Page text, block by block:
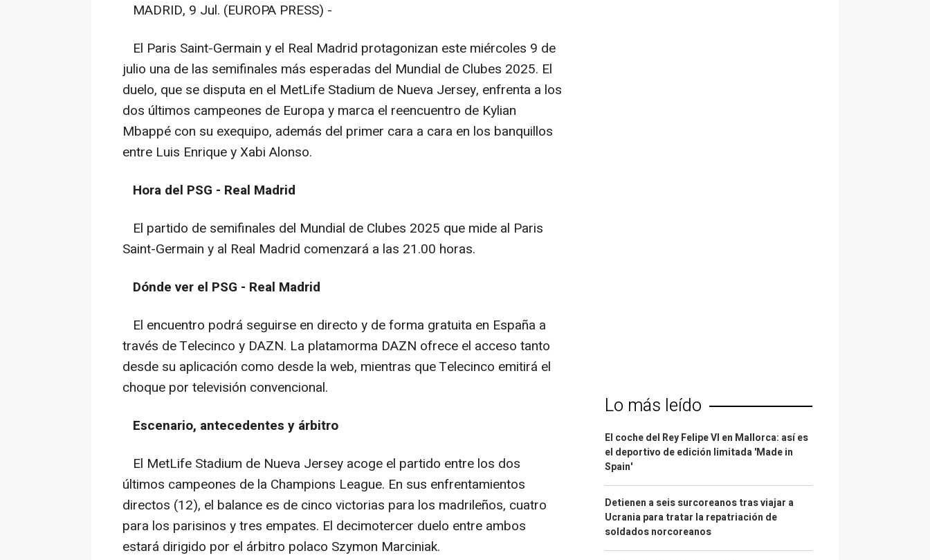
MADRID, 9 Jul. (EUROPA PRESS) -
El Paris Saint-Germain y el Real Madrid protagonizan este miércoles 9 de
julio una de las semifinales más esperadas del Mundial de Clubes 2025. El
duelo, que se disputa en el MetLife Stadium de Nueva Jersey, enfrenta a los
dos últimos campeones de Europa y marca el reencuentro de Kylian
Mbappé con su exequipo, además del primer cara a cara en los banquillos
entre Luis Enrique y Xabi Alonso.
Hora del PSG - Real Madrid
El partido de semifinales del Mundial de Clubes 2025 que mide al Paris
Saint-Germain y al Real Madrid comenzará a las 21.00 horas.
Dónde ver el PSG - Real Madrid
El encuentro podrá seguirse en directo y de forma gratuita en España a
través de Telecinco y DAZN. La platamorma DAZN ofrece el acceso tanto
desde su aplicación como desde la web, mientras que Telecinco emitirá el
choque por televisión convencional.
Escenario, antecedentes y árbitro
El MetLife Stadium de Nueva Jersey acoge el partido entre los dos
últimos campeones de la Champions League. En sus enfrentamientos
directos (12), el balance es de cinco victorias para los madrileños, cuatro
para los parisinos y tres empates. El decimotercer duelo entre ambos
estará dirigido por el árbitro polaco Szymon Marciniak.
Lo más leído
El coche del Rey Felipe VI en Mallorca: así es
el deportivo de edición limitada 'Made in
Spain'
Detienen a seis surcoreanos tras viajar a
Ucrania para tratar la repatriación de
soldados norcoreanos